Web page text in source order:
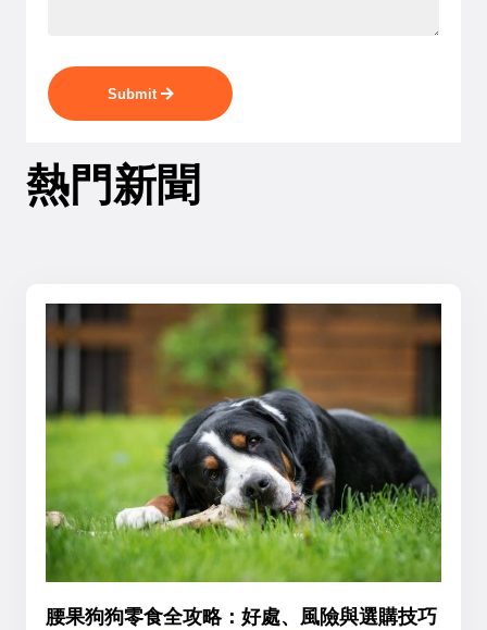
Submit
熱門新聞
腰果狗狗零食全攻略：好處、風險與選購技巧